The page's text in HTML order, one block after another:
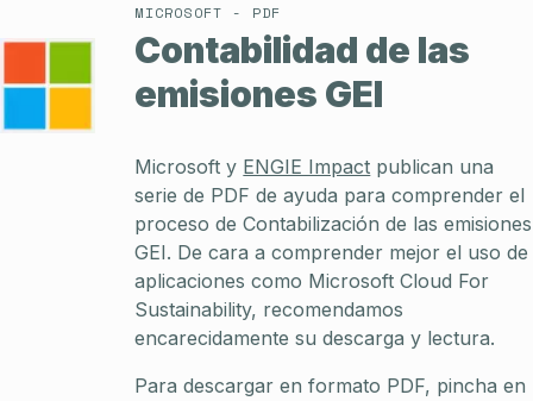
MICROSOFT - PDF
Contabilidad de las
emisiones GEI
Microsoft y ENGIE Impact publican una
serie de PDF de ayuda para comprender el
proceso de Contabilización de las emisiones
GEI. De cara a comprender mejor el uso de
aplicaciones como Microsoft Cloud For
Sustainability, recomendamos
encarecidamente su descarga y lectura.
Para descargar en formato PDF, pincha en